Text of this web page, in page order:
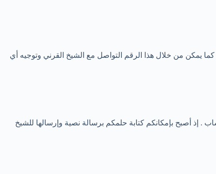
يمكن من خلال هذا الرقم التواصل مع الشيخ القرني وتوجيه أي
إذ أصبح بإمكانكم كتابة حلمكم برسالة نصية وإرسالها للشيخ